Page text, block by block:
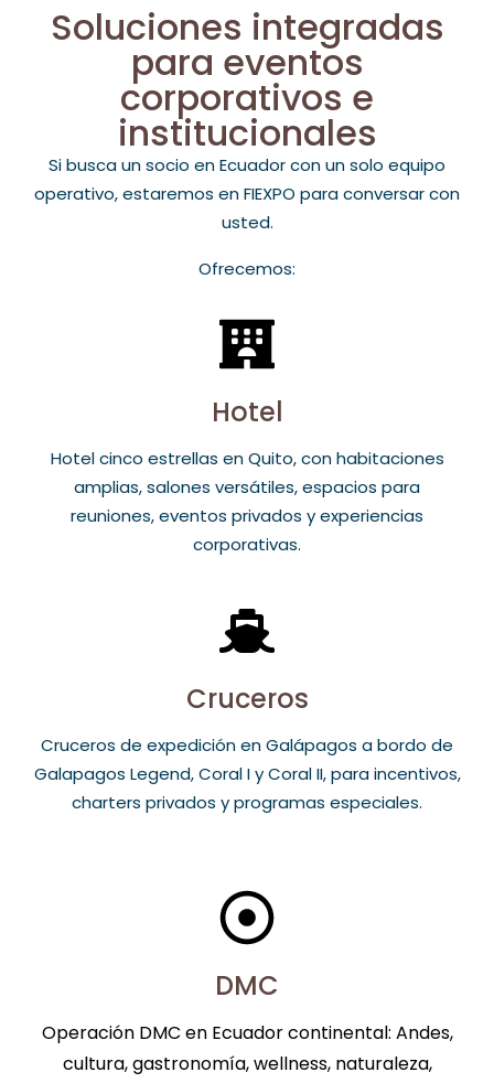
Soluciones integradas
para eventos
corporativos e
institucionales
Si busca un socio en Ecuador con un solo equipo
operativo, estaremos en FIEXPO para conversar con
usted.
Ofrecemos:
Hotel
Hotel cinco estrellas en Quito, con habitaciones
amplias, salones versátiles, espacios para
reuniones, eventos privados y experiencias
corporativas.
Cruceros
Cruceros de expedición en Galápagos a bordo de
Galapagos Legend, Coral I y Coral II, para incentivos,
charters privados y programas especiales.
DMC
Operación DMC en Ecuador continental: Andes,
cultura, gastronomía, wellness, naturaleza,